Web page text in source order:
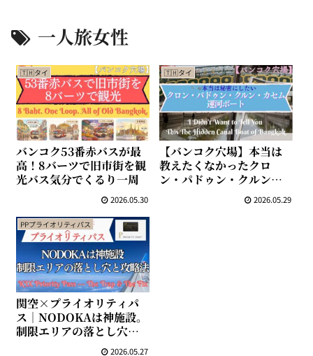
一人旅女性
🇹🇭タイ
バンコク53番赤バスが最
高！8バーツで旧市街を観
光バス気分でくるり一周
2026.05.30
🇹🇭タイ
【バンコク穴場】本当は
教えたくなかったクロ
ン・パドゥン・クルン・
カセム運河ボート 2026.05.29
PPプライオリティパス
関空×プライオリティパ
ス｜NODOKAは神施設。
制限エリアの落とし穴と
2026.05.27